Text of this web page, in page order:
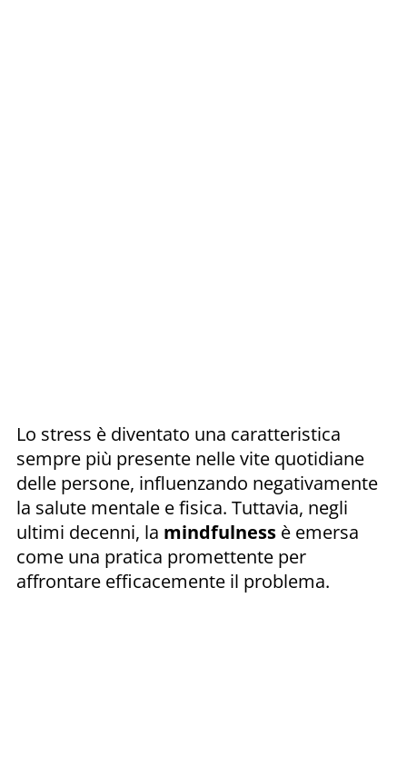
Lo stress è diventato una caratteristica
sempre più presente nelle vite quotidiane
delle persone, influenzando negativamente
la salute mentale e fisica. Tuttavia, negli
ultimi decenni, la mindfulness è emersa
come una pratica promettente per
affrontare efficacemente il problema.